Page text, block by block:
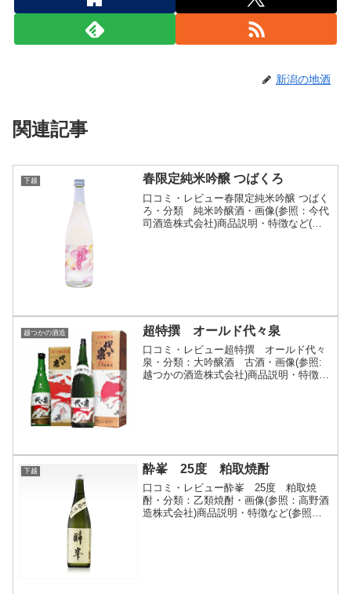
新潟の地酒
関連記事
下越 春限定純米吟醸 つばくろ
口コミ・レビュー春限定純米吟醸 つばく
ろ・分類 純米吟醸酒・画像(参照：今代
司酒造株式会社)商品説明・特徴など(参
越つかの酒造 超特撰 オールド代々泉
口コミ・レビュー超特撰 オールド代々
泉・分類：大吟醸酒 古酒・画像(参照:
越つかの酒造株式会社)商品説明・特徴な
下越 酔峯 25度 粕取焼酎
口コミ・レビュー酔峯 25度 粕取焼
酎・分類：乙類焼酎・画像(参照：高野酒
造株式会社)商品説明・特徴など(参照：